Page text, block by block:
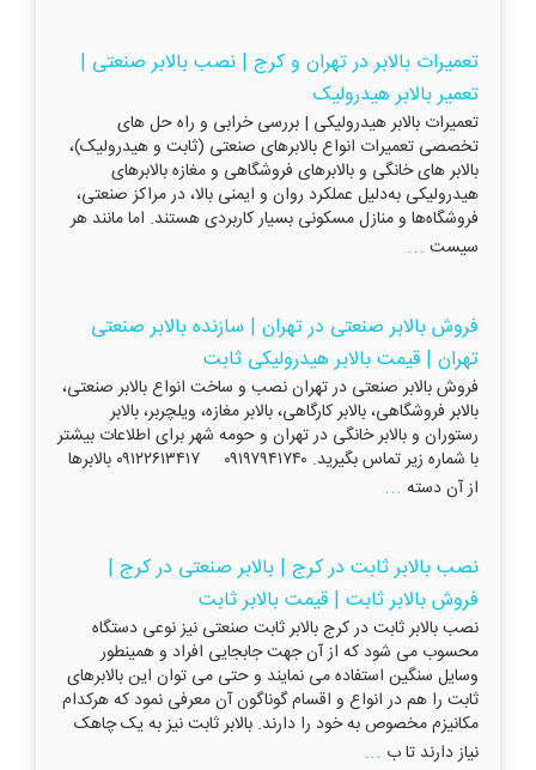
تعمیرات بالابر در تهران و کرج | نصب بالابر صنعتی |
تعمیر بالابر هیدرولیک
تعمیرات بالابر هیدرولیکی | بررسی خرابی و راه حل های
تخصصی تعمیرات انواع بالابرهای صنعتی (ثابت و هیدرولیک)،
بالابر های خانگی و بالابرهای فروشگاهی و مغازه بالابرهای
هیدرولیکی به‌دلیل عملکرد روان و ایمنی بالا، در مراکز صنعتی،
فروشگاه‌ها و منازل مسکونی بسیار کاربردی هستند. اما مانند هر
سیست ...
فروش بالابر صنعتی در تهران | سازنده بالابر صنعتی
تهران | قیمت بالابر هیدرولیکی ثابت
فروش بالابر صنعتی در تهران نصب و ساخت انواع بالابر صنعتی،
بالابر فروشگاهی، بالابر کارگاهی، بالابر مغازه، ویلچربر، بالابر
رستوران و بالابر خانگی در تهران و حومه شهر برای اطلاعات بیشتر
با شماره زیر تماس بگیرید. ۰۹۱۹۷۹۴۱۷۴۰ ۰۹۱۲۲۶۱۳۴۱۷ بالابرها
از آن دسته ...
نصب بالابر ثابت در کرج | بالابر صنعتی در کرج |
فروش بالابر ثابت | قیمت بالابر ثابت
نصب بالابر ثابت در کرج بالابر ثابت صنعتی نیز نوعی دستگاه
محسوب می شود که از آن جهت جابجایی افراد و همینطور
وسایل سنگین استفاده می نمایند و حتی می توان این بالابرهای
ثابت را هم در انواع و اقسام گوناگون آن معرفی نمود که هرکدام
مکانیزم مخصوص به خود را دارند. بالابر ثابت نیز به یک چاهک
نیاز دارند تا ب ...